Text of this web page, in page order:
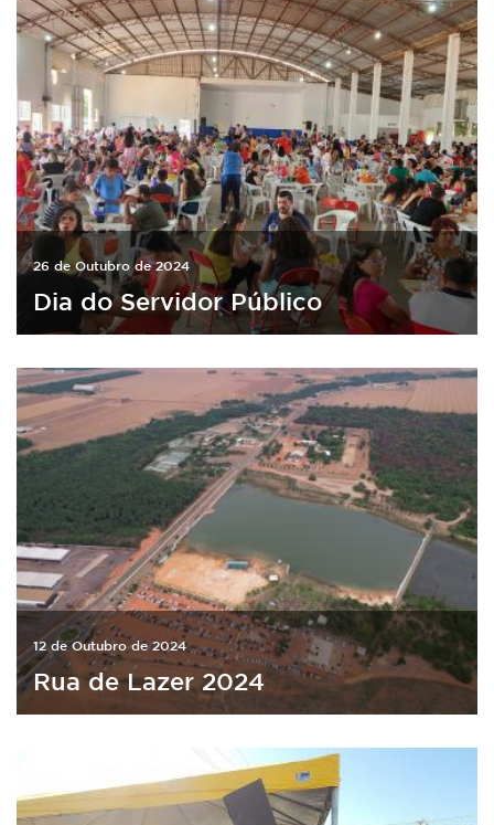
26 de Outubro de 2024
Dia do Servidor Público
12 de Outubro de 2024
Rua de Lazer 2024